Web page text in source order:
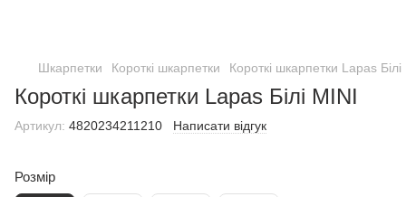
Шкарпетки Короткі шкарпетки Короткі шкарпетки Lapas
Короткі шкарпетки Lapas Білі MINI
Артикул: 4820234211210 Написати відгук
Розмір